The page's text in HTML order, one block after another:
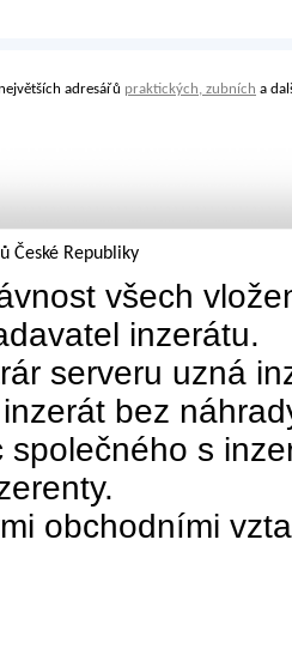
adresářů praktických, zubních a
České Republiky
všech
inzerátu.
serveru uzná
bez
společného s
obchodními